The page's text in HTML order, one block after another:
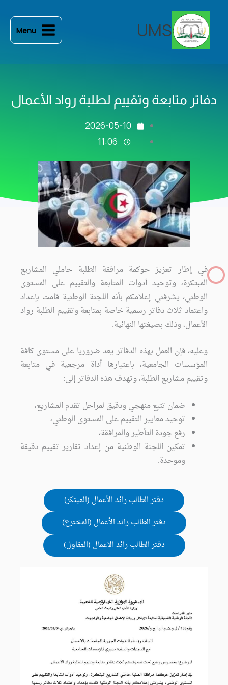
المحتوى
UMS
Menu
دفاتر متابعة وتقييم لطلبة رواد الأعمال
2026-05-10
11:06
في إطار تعزيز حوكمة مرافقة الطلبة حاملي المشاريع
المبتكرة، وتوحيد أدوات المتابعة والتقييم على المستوى
الوطني، يشرفني إعلامكم بأنه اللجنة الوطنية قامت بإعداد
واعتماد ثلاث دفاتر رسمية خاصة بمتابعة وتقييم الطلبة رواد
الأعمال، وذلك بصيغتها النهائية.
وعليه، فإن العمل بهذه الدفاتر يعد ضروريا على مستوى كافة
المؤسسات الجامعية، باعتبارها أداة مرجعية في متابعة
وتقييم مشاريع الطلبة، وتهدف هذه الدفاتر إلى:
ضمان تتبع منهجي ودقيق لمراحل تقدم المشاريع،
توحيد معايير التقييم على المستوى الوطني،
رفع جودة التأطير والمرافقة،
تمكين اللجنة الوطنية من إعداد تقارير تقييم دقيقة
وموحدة.
دفتر الطالب رائد الأعمال (المبتكر)
دفتر الطالب رائد الأعمال (المخترع)
دفتر الطالب رائد الاعمال (المقاول)